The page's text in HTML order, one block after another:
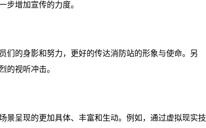
步增加宣传的力度。
们的身影和努力，更好的传达消防站的形象与使命。另
的视听冲击。
景呈现的更加具体、丰富和生动。例如，通过虚拟现实技